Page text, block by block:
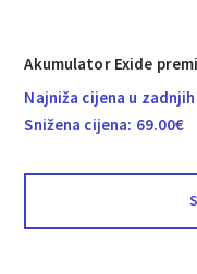
Akumulator Exide
Najniža cijena u
Snižena cijena: 69.00€